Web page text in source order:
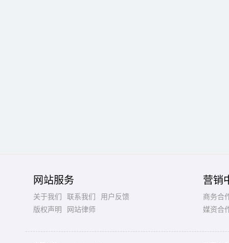
网站服务
关于我们 联系我们
用户反馈
版权声明
网站律师
营销
商务合
媒资合